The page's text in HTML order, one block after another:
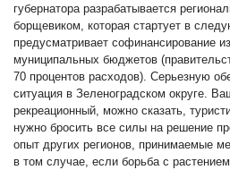
губернатора разрабатывается
борщевиком, которая стартует в
предусматривает софинансирование
муниципальных бюджетов
70 процентов расходов). Серьезную
ситуация в Зеленоградском округе.
рекреационный, можно сказать,
нужно бросить все силы на решение
опыт других регионов, принимаемые
в том случае, если борьба с